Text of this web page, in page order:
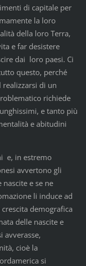
di capitale per
la loro
della loro Terra,
e far desistere
dai loro paesi. Ci
questo, perché
realizzarsi di un
richiede
e tanto più
e abitudini
e, in estremo
avvertono gli
e se ne
li induce ad
demografica
delle nascite e
avverasse,
cioè la
si